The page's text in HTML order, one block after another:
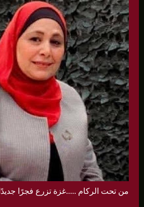
من تحت الركام .....غزة تزرع فجرًا جديدًا